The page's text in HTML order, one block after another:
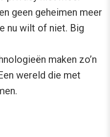
geen geheimen meer
nu wilt of niet. Big
maken zo’n
wereld die met